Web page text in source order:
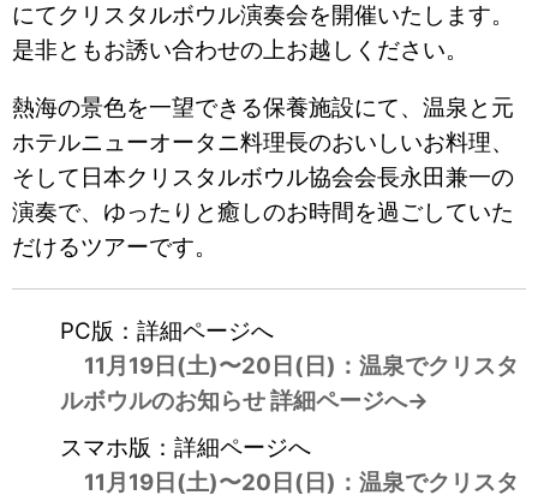
にてクリスタルボウル演奏会を開催いたします。
是非ともお誘い合わせの上お越しください。
熱海の景色を一望できる保養施設にて、温泉と元
ホテルニューオータニ料理長のおいしいお料理、
そして日本クリスタルボウル協会会長永田兼一の
演奏で、ゆったりと癒しのお時間を過ごしていた
だけるツアーです。
PC版：詳細ページへ
11月19日(土)〜20日(日)：温泉でクリスタ
ルボウルのお知らせ 詳細ページへ→
スマホ版：詳細ページへ
11月19日(土)〜20日(日)：温泉でクリスタ